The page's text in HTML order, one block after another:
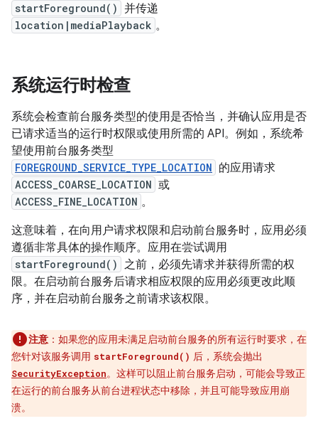
startForeground() 并传递
location|mediaPlayback 。
系统运行时检查
系统会检查前台服务类型的使用是否恰当，并确认应用是否
已请求适当的运行时权限或使用所需的 API。例如，系统希
望使用前台服务类型
FOREGROUND_SERVICE_TYPE_LOCATION 的应用请求
ACCESS_COARSE_LOCATION 或
ACCESS_FINE_LOCATION 。
这意味着，在向用户请求权限和启动前台服务时，应用必须
遵循非常具体的操作顺序。应用在尝试调用
startForeground() 之前，必须先请求并获得所需的权
限。 在启动前台服务后请求相应权限的应用必须更改此顺
序，并在启动前台服务之前请求该权限。
注意 ： 如果您的应用未满足启动前台服务的所有运行时要求，在
您针对该服务调用 startForeground() 后，系统会抛出
SecurityException。这样可以阻止前台服务启动，可能会导致正
在运行的前台服务从前台进程状态中移除，并且可能导致应用崩
溃。